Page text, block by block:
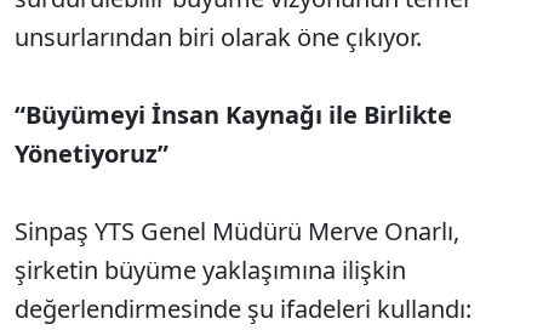
unsurlarından biri olarak öne çıkıyor.
“Büyümeyi İnsan Kaynağı ile Birlikte
Yönetiyoruz”
Sinpaş YTS Genel Müdürü Merve Onarlı,
şirketin büyüme yaklaşımına ilişkin
değerlendirmesinde şu ifadeleri kullandı: